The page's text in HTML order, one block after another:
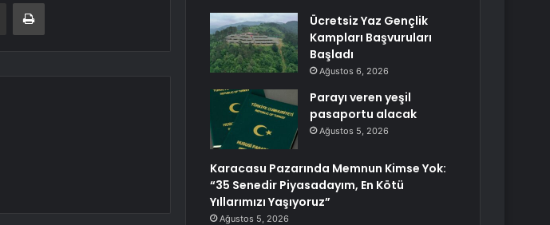
E-Posta ile paylaş Yazdır
Ücretsiz Yaz Gençlik
Kampları Başvuruları
Başladı
Ağustos 6, 2026
Parayı veren yeşil
pasaportu alacak
Ağustos 5, 2026
Karacasu Pazarında Memnun Kimse Yok:
“35 Senedir Piyasadayım, En Kötü
Yıllarımızı Yaşıyoruz”
Ağustos 5, 2026